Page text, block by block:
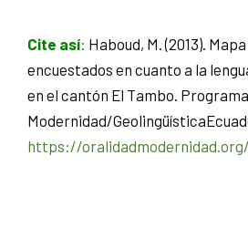
Cite así: Haboud, M. (2013).
encuestados en cuanto a la
en el cantón El Tambo.
Modernidad/
https://